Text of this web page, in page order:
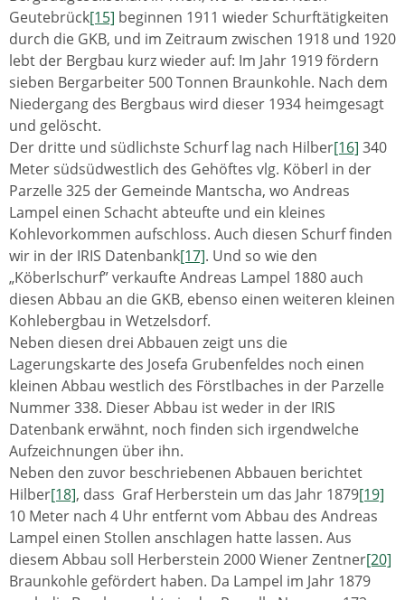
Geutebrück[15] beginnen 1911 wieder Schurftätigkeiten
durch die GKB, und im Zeitraum zwischen 1918 und 1920
lebt der Bergbau kurz wieder auf: Im Jahr 1919 fördern
sieben Bergarbeiter 500 Tonnen Braunkohle. Nach dem
Niedergang des Bergbaus wird dieser 1934 heimgesagt
und gelöscht.
Der dritte und südlichste Schurf lag nach Hilber[16] 340
Meter südsüdwestlich des Gehöftes vlg. Köberl in der
Parzelle 325 der Gemeinde Mantscha, wo Andreas
Lampel einen Schacht abteufte und ein kleines
Kohlevorkommen aufschloss. Auch diesen Schurf finden
wir in der IRIS Datenbank[17]. Und so wie den
„Köberlschurf” verkaufte Andreas Lampel 1880 auch
diesen Abbau an die GKB, ebenso einen weiteren kleinen
Kohlebergbau in Wetzelsdorf.
Neben diesen drei Abbauen zeigt uns die
Lagerungskarte des Josefa Grubenfeldes noch einen
kleinen Abbau westlich des Förstlbaches in der Parzelle
Nummer 338. Dieser Abbau ist weder in der IRIS
Datenbank erwähnt, noch finden sich irgendwelche
Aufzeichnungen über ihn.
Neben den zuvor beschriebenen Abbauen berichtet
Hilber[18], dass Graf Herberstein um das Jahr 1879[19]
10 Meter nach 4 Uhr entfernt vom Abbau des Andreas
Lampel einen Stollen anschlagen hatte lassen. Aus
diesem Abbau soll Herberstein 2000 Wiener Zentner[20]
Braunkohle gefördert haben. Da Lampel im Jahr 1879